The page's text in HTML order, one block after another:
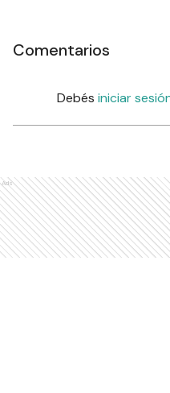
Comentarios
Debés iniciar
Ads